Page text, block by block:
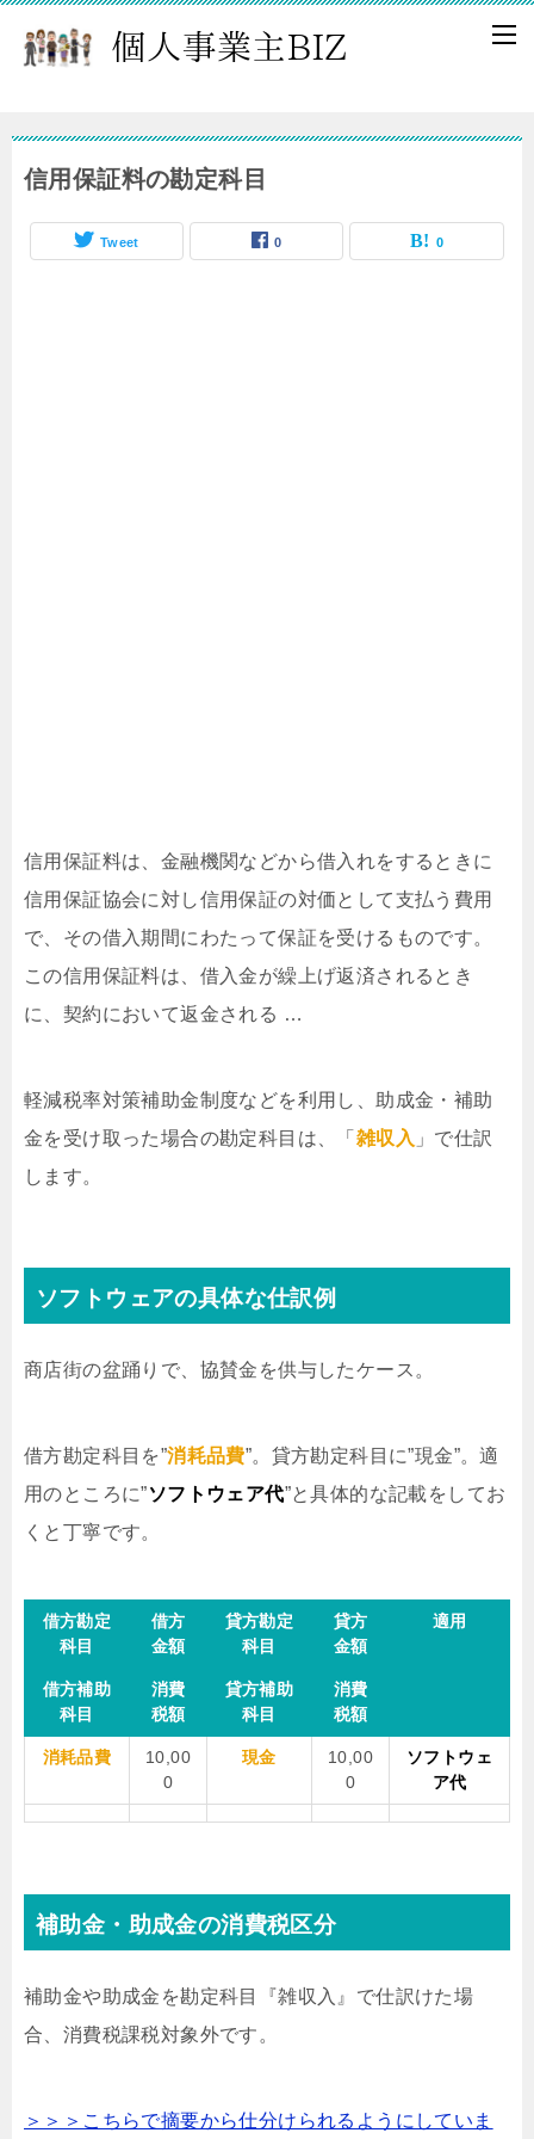
信用保証料の勘定科目
Tweet 0 0
信用保証料は、金融機関などから借入れをするときに
信用保証協会に対し信用保証の対価として支払う費用
で、その借入期間にわたって保証を受けるものです。
この信用保証料は、借入金が繰上げ返済されるとき
に、契約において返金される …
軽減税率対策補助金制度などを利用し、助成金・補助
金を受け取った場合の勘定科目は、「 雑収入 」で仕訳
します。
ソフトウェアの具体な仕訳例
商店街の盆踊りで、協賛金を供与したケース。
借方勘定科目を”消耗品費”。貸方勘定科目に”現金”。適
用のところに”ソフトウェア代”と具体的な記載をしてお
くと丁寧です。
借方勘定
科目
借方
金額
貸方勘定
科目
貸方
金額
適用
借方補助
科目
消費
税額
貸方補助
科目
消費
税額
消耗品費
10,00
0
現金
10,00
0
ソフトウェ
ア代
補助金・助成金の消費税区分
補助金や助成金を勘定科目『雑収入』で仕訳けた場
合、消費税課税対象外です。
＞＞＞こちらで摘要から仕分けられるようにしていま